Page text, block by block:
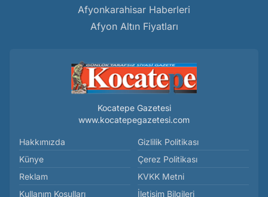
Afyonkarahisar Haberleri
Afyon Altın Fiyatları
Kocatepe Gazetesi
www.kocatepegazetesi.com
Hakkımızda
Künye
Reklam
Kullanım Koşulları
Gizlilik Politikası
Çerez Politikası
KVKK Metni
İletişim Bilgileri